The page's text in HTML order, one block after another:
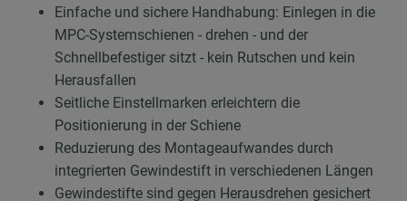
Einfache und sichere Handhabung: Einlegen in die
MPC-Systemschienen - drehen - und der
Schnellbefestiger sitzt - kein Rutschen und kein
Herausfallen
Seitliche Einstellmarken erleichtern die
Positionierung in der Schiene
Reduzierung des Montageaufwandes durch
integrierten Gewindestift in verschiedenen Längen
Gewindestifte sind gegen Herausdrehen gesichert